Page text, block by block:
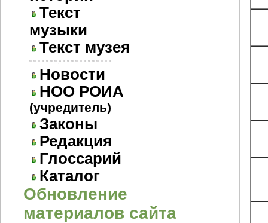
Текст
музыки
Текст музея
Новости
НОО РОИА
(учредитель)
Законы
Редакция
Глоссарий
Каталог
Обновление
материалов сайта